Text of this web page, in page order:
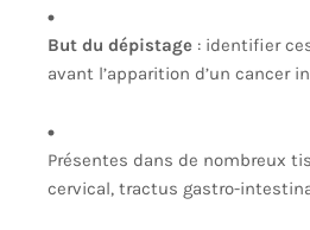
But du dépistage : identifier
avant l’apparition d’un cancer
Présentes dans de nombreux
cervical, tractus gastro-